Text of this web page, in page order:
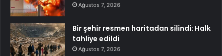
Ağustos 7, 2026
Bir şehir resmen haritadan silindi: Halk
tahliye edildi
Ağustos 7, 2026